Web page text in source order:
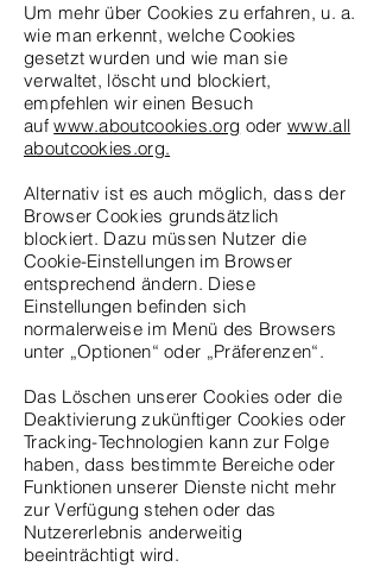
Um mehr über Cookies zu erfahren, u. a.
wie man erkennt, welche Cookies
gesetzt wurden und wie man sie
verwaltet, löscht und blockiert,
empfehlen wir einen Besuch
aufwww.aboutcookies.org oderwww.all
aboutcookies.org.
Alternativ ist es auch möglich, dass der
Browser Cookies grundsätzlich
blockiert. Dazu müssen Nutzer die
Cookie-Einstellungen im Browser
entsprechend ändern. Diese
Einstellungen befinden sich
normalerweise im Menü des Browsers
unter „Optionen“ oder „Präferenzen“.
Das Löschen unserer Cookies oder die
Deaktivierung zukünftiger Cookies oder
Tracking-Technologien kann zur Folge
haben, dass bestimmte Bereiche oder
Funktionen unserer Dienste nicht mehr
zur Verfügung stehen oder das
Nutzererlebnis anderweitig
beeinträchtigt wird.